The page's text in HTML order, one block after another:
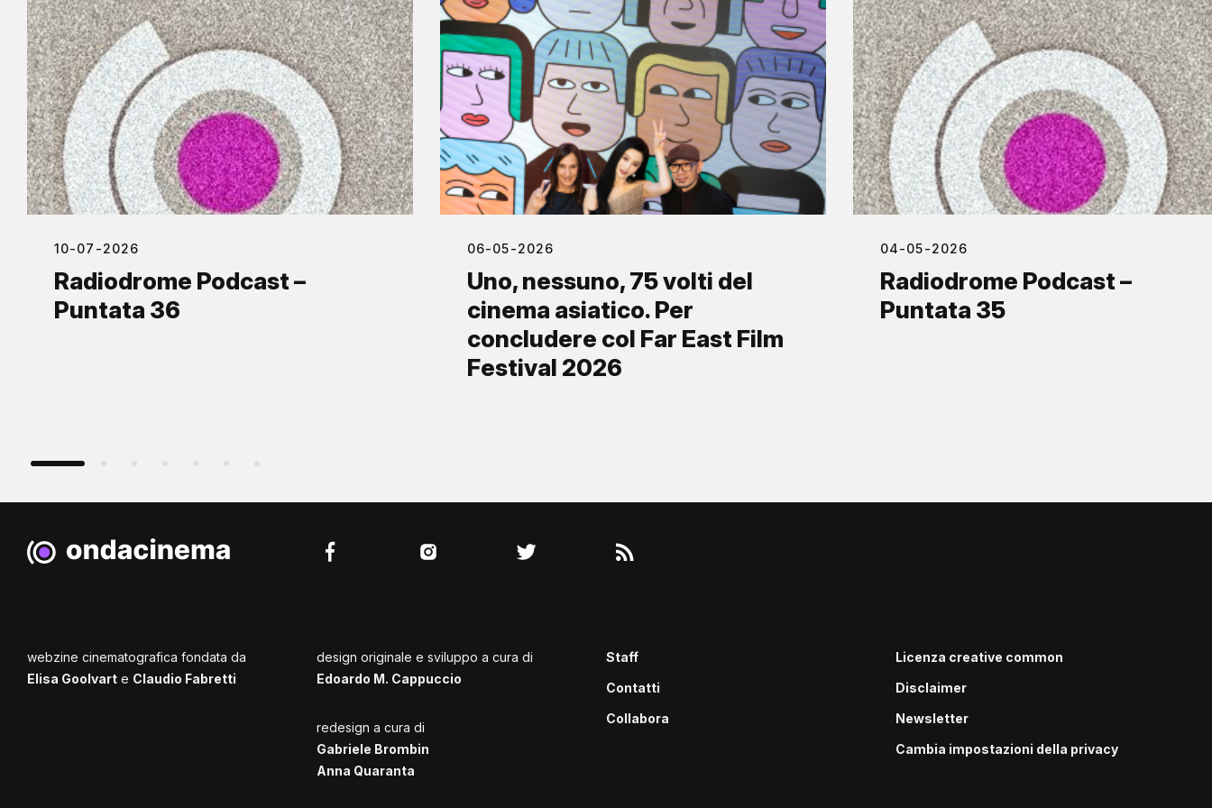
10-07-2026
Radiodrome Podcast –
Puntata 36
06-05-2026
Uno, nessuno, 75 volti del
cinema asiatico. Per
concludere col Far East Film
Festival 2026
04-05-2026
Radiodrome Podcast –
Puntata 35
webzine cinematografica fondata da
Elisa Goolvart e Claudio Fabretti
design originale e sviluppo a cura di
Edoardo M. Cappuccio
redesign a cura di
Gabriele Brombin
Anna Quaranta
Staff
Contatti
Collabora
Licenza creative common
Disclaimer
Newsletter
Cambia impostazioni della privacy